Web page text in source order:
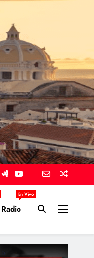
Radio
En Vivo